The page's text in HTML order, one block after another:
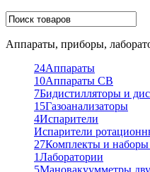
Аппараты, приборы,
24Аппараты
10Аппараты СВ
7Бидистилляторы и
15Газоанализаторы
4Испарители
Испарители
27Комплекты и наборы
1Лаборатории
5Мановакуумметры